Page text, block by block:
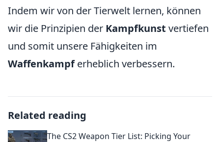
Indem wir von der Tierwelt lernen, können
wir die Prinzipien der Kampfkunst vertiefen
und somit unsere Fähigkeiten im
Waffenkampferheblich verbessern.
Related reading
The CS2 Weapon Tier List: Picking Your